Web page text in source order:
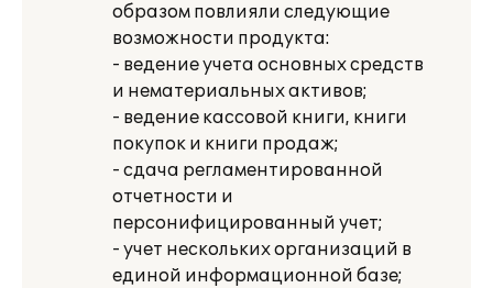
образом повлияли следующие
возможности продукта:
- ведение учета основных средств
и нематериальных активов;
- ведение кассовой книги, книги
покупок и книги продаж;
- сдача регламентированной
отчетности и
персонифицированный учет;
- учет нескольких организаций в
единой информационной базе;